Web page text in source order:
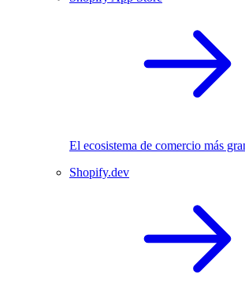
El ecosistema de comercio más
Shopify.dev